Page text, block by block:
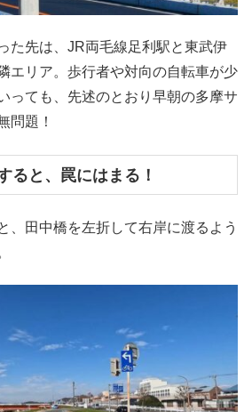
た先は、JR両毛線足利駅と東武伊
エリア。歩行者や対向の自転車が少
っても、先述のとおり早朝の多摩サ
問題！
ると、罠にはまる！
、田中橋を左折して右岸に渡るよう